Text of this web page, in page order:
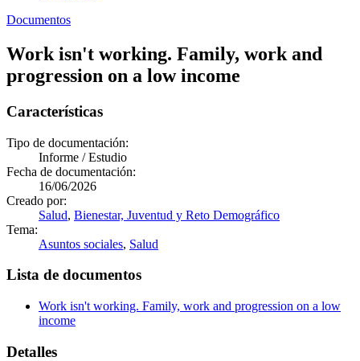
Documentos
Work isn't working. Family, work and
progression on a low income
Características
Tipo de documentación:
Informe / Estudio
Fecha de documentación:
16/06/2026
Creado por:
Salud, Bienestar, Juventud y Reto Demográfico
Tema:
Asuntos sociales, Salud
Lista de documentos
Work isn't working. Family, work and progression on a low
income
Detalles